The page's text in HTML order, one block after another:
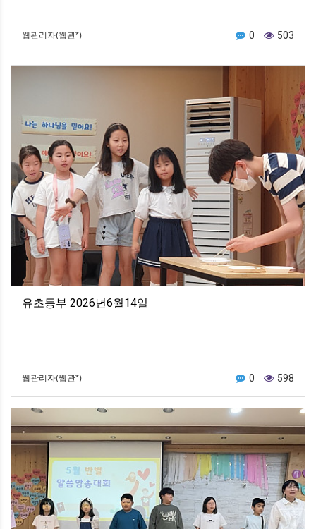
웹관리자(웹관*) 0 503
유초등부 2026년6월14일
웹관리자(웹관*) 0 598